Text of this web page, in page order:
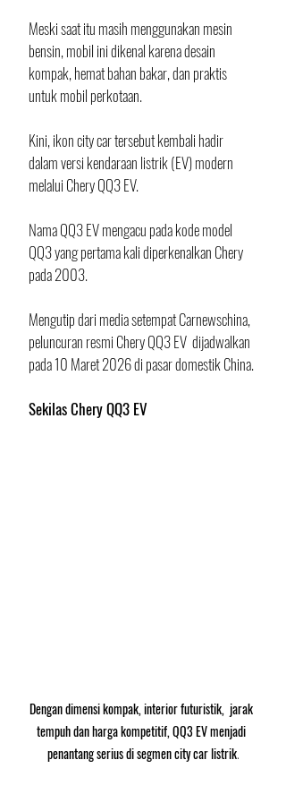
Meski saat itu masih menggunakan mesin
bensin, mobil ini dikenal karena desain
kompak, hemat bahan bakar, dan praktis
untuk mobil perkotaan.
Kini, ikon city car tersebut kembali hadir
dalam versi kendaraan listrik (EV) modern
melalui Chery QQ3 EV.
Nama QQ3 EV mengacu pada kode model
QQ3 yang pertama kali diperkenalkan Chery
pada 2003.
Mengutip dari media setempat Carnewschina,
peluncuran resmi Chery QQ3 EV  dijadwalkan
pada 10 Maret 2026 di pasar domestik China.
Sekilas Chery QQ3 EV
Dengan dimensi kompak, interior futuristik,  jarak
tempuh dan harga kompetitif, QQ3 EV menjadi
penantang serius di segmen city car listrik.